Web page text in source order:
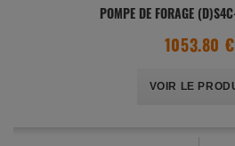
POMPE DE FORAGE
1053.80 €
VOIR LE